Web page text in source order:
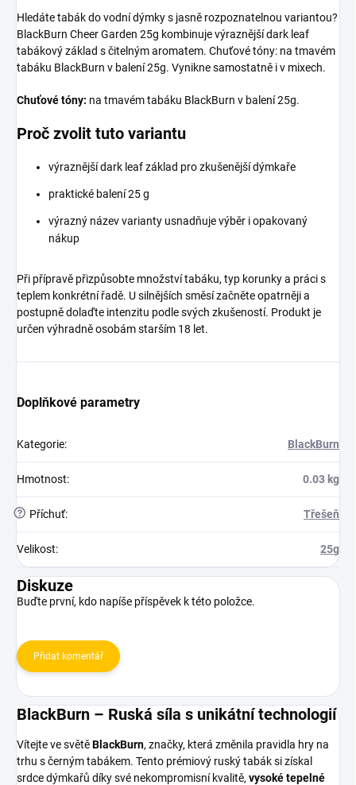
Hledáte tabák do vodní dýmky s jasně rozpoznatelnou variantou?
BlackBurn Cheer Garden 25g kombinuje výraznější dark leaf
tabákový základ s čitelným aromatem. Chuťové tóny: na tmavém
tabáku BlackBurn v balení 25g. Vynikne samostatně i v mixech.
Chuťové tóny: na tmavém tabáku BlackBurn v balení 25g.
Proč zvolit tuto variantu
výraznější dark leaf základ pro zkušenější dýmkaře
praktické balení 25 g
výrazný název varianty usnadňuje výběr i opakovaný
nákup
Při přípravě přizpůsobte množství tabáku, typ korunky a práci s
teplem konkrétní řadě. U silnějších směsí začněte opatrněji a
postupně dolaďte intenzitu podle svých zkušeností. Produkt je
určen výhradně osobám starším 18 let.
Doplňkové parametry
Kategorie: BlackBurn
Hmotnost: 0.03 kg
? Příchuť: Třešeň
Velikost: 25g
Diskuze
Buďte první, kdo napíše příspěvek k této položce.
Přidat komentář
BlackBurn – Ruská síla s unikátní technologií
Vítejte ve světěBlackBurn, značky, která změnila pravidla hry na
trhu s černým tabákem. Tento prémiový ruský tabák si získal
srdce dýmkařů díky své nekompromisní kvalitě, vysoké tepelné